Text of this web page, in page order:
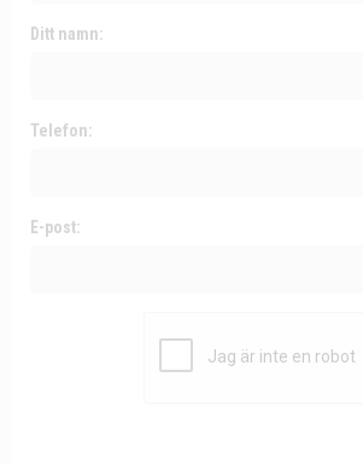
Ditt namn:
Telefon:
E-post: